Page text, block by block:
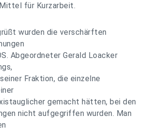
für Kurzarbeit.
wurden die verschärften
Abgeordneter Gerald Loacker
Fraktion, die einzelne
gemacht hätten, bei den
nicht aufgegriffen wurden. Man